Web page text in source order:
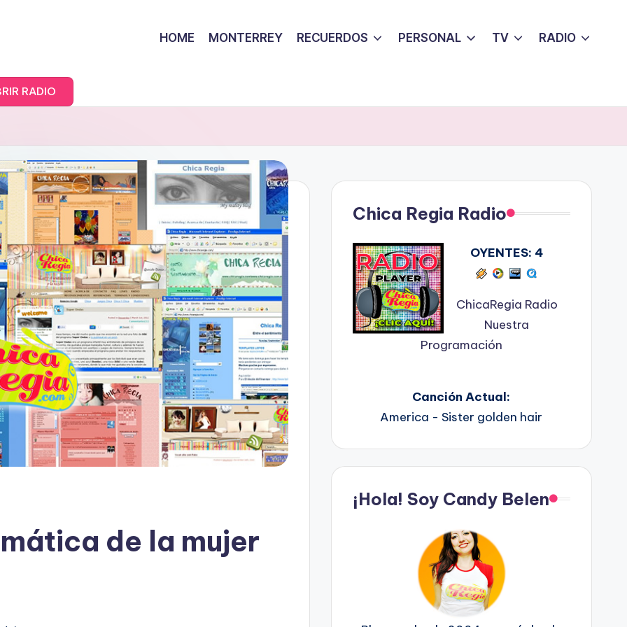
HOME MONTERREY RECUERDOS PERSONAL TV RADIO
RADIO
de la mujer
Chica Regia Radio
OYENTES: 4
ChicaRegia Radio
Nuestra
Programación
Canción Actual:
America - Sister golden hair
¡Hola! Soy Candy Belen